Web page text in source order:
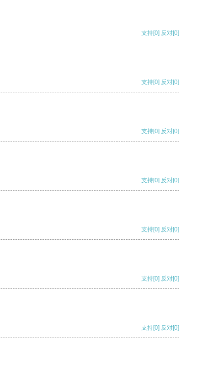
支持[0] 反对[0]
支持[0] 反对[0]
支持[0] 反对[0]
支持[0] 反对[0]
支持[0] 反对[0]
支持[0] 反对[0]
支持[0] 反对[0]